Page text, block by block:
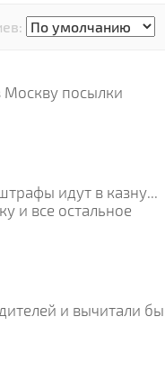
посылки
идут в казну...
и все остальное
и вычитали бы